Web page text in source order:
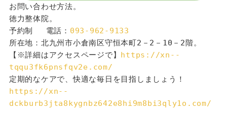
お問い合わせ方法。
徳力整体院。
予約制 　電話： 093-962-9133
所在地：北九州市小倉南区守恒本町2－2－10－2階。
【※詳細はアクセスページで】 https://xn--
tqqu3fk6pnsfqv2e.com/
定期的なケアで、快適な毎日を目指しましょう！
https://xn--
dckburb3jta8kygnbz642e8hi9m8bi3qly1o.com/